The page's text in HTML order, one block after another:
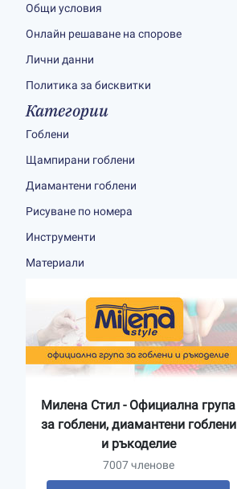
Общи условия
Онлайн решаване на спорове
Лични данни
Политика за бисквитки
Категории
Гоблени
Щампирани гоблени
Диамантени гоблени
Рисуване по номера
Инструменти
Материали
Милена Стил - Официална група
за гоблени, диамантени гоблени
и ръкоделие
7007 членове